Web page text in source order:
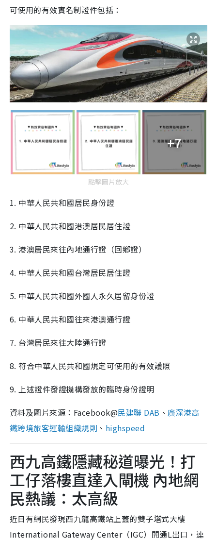
可使用的有效實名制證件包括：
+7
點擊圖片放大
1. 中華人民共和國居民身份證
2. 中華人民共和國港澳居民居住證
3. 港澳居民來往內地通行證（回鄉證）
4. 中華人民共和國台灣居民居住證
5. 中華人民共和國外國人永久居留身份證
6. 中華人民共和國往來港澳通行證
7. 台灣居民來往大陸通行證
8. 符合中華人民共和國規定可使用的有效護照
9. 上述證件發證機構發放的臨時身份證明
資料及圖片來源：Facebook@民建聯 DAB 、廣深港高
鐵跨境旅客運輸組織規則 、 highspeed
西九高鐵隱藏秘道曝光！打
工仔落樓直達入閘機 內地網
民熱議：太高級
近日有網民發現西九龍高鐵站上蓋的雙子塔式大樓
International Gateway Center（IGC）開通L出口，連